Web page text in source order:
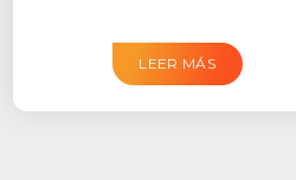
LEER MÁS